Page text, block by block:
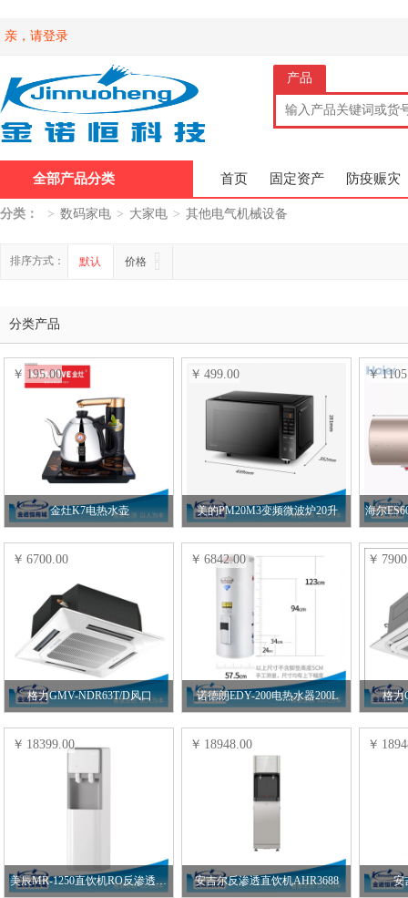
亲，请登录
产品
全部产品分类 首页 固定资产 防疫赈灾
分类： > 数码家电 > 大家电 > 其他电气机械设备
排序方式： 默认 价格
分类产品
金灶K7电热水壶
195.00
美的PM20M3变频微波炉20升
499.00
格力GMV-NDR63T/D风口
6700.00
诺德朗EDY-200电热水器200L
6842.00
格力
美辰MR-1250直饮机RO反渗透（常温水/热水）
18399.00
安吉尔反渗透直饮机AHR3688
18948.00
安